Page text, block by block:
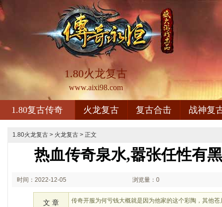
1.80火龙复古
www.aixi98.com
1.80复古传奇 火龙复古 复古合击 战神复
1.80火龙复古 > 火龙复古 > 正文
热血传奇泉水,嚣张任性有
时间：2022-12-05 浏览量：0
文 章
传奇开服为何亏钱大概就是因为他家的这个彩陶，其他